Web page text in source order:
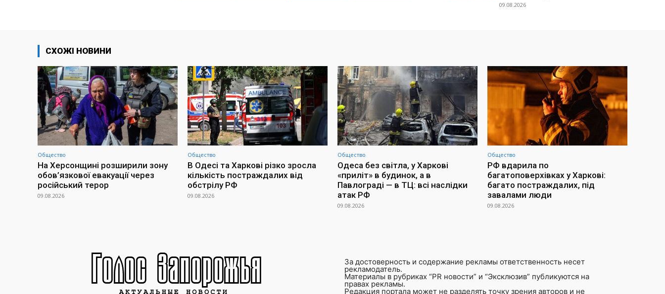
09.08.2026
СХОЖІ НОВИНИ
Общество
На Херсонщині розширили зону
обов’язкової евакуації через
російський терор
09.08.2026
Общество
В Одесі та Харкові різко зросла
кількість постраждалих від
обстрілу РФ
09.08.2026
Общество
Одеса без світла, у Харкові
«приліт» в будинок, а в
Павлограді — в ТЦ: всі наслідки
атак РФ
09.08.2026
Общество
РФ вдарила по
багатоповерхівках у Харкові:
багато постраждалих, під
завалами люди
09.08.2026
За достоверность и содержание рекламы ответственность несет
рекламодатель.
Материалы в рубриках “PR новости” и “Эксклюзив” публикуются на
правах рекламы.
Редакция портала может не разделять точку зрения авторов и не